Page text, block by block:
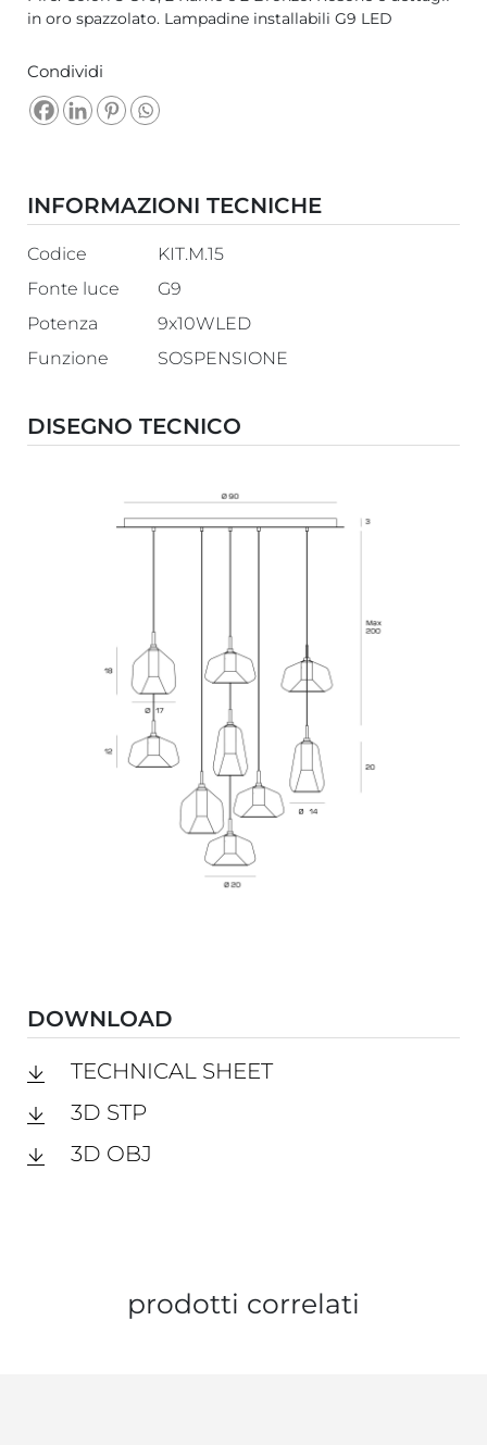
in oro spazzolato. Lampadine installabili G9 LED
Condividi
INFORMAZIONI TECNICHE
Codice
KIT.M.15
Fonte luce
G9
Potenza
9x10WLED
Funzione
SOSPENSIONE
DISEGNO TECNICO
DOWNLOAD
TECHNICAL SHEET
3D STP
3D OBJ
prodotti correlati